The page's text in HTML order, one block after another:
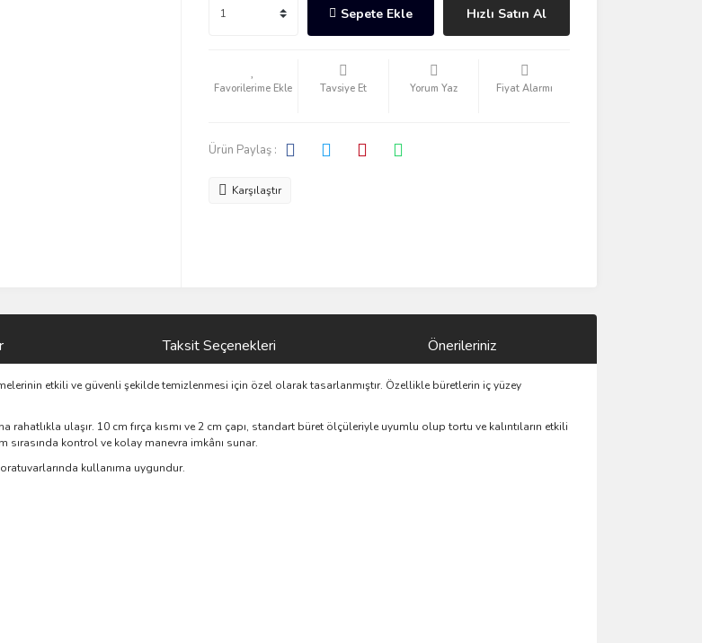
Sepete Ekle Hızlı Satın Al
Tavsiye Et Yorum Yaz Fiyat Alarmı
Ürün Paylaş :
Karşılaştır
Taksit Seçenekleri Önerileriniz
etkili ve güvenli şekilde temizlenmesi için özel olarak tasarlanmıştır. Özellikle büretlerin iç yüzey
ulaşır. 10 cm fırça kısmı ve 2 cm çapı, standart büret ölçüleriyle uyumlu olup tortu ve kalıntıların etkili
sırasında kontrol ve kolay manevra imkânı sunar.
kullanıma uygundur.